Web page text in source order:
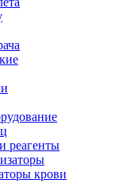
реагенты
крови